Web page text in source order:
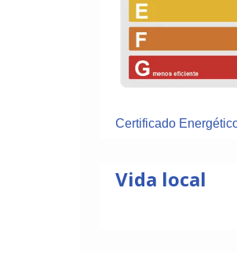
Certificado
Vida local